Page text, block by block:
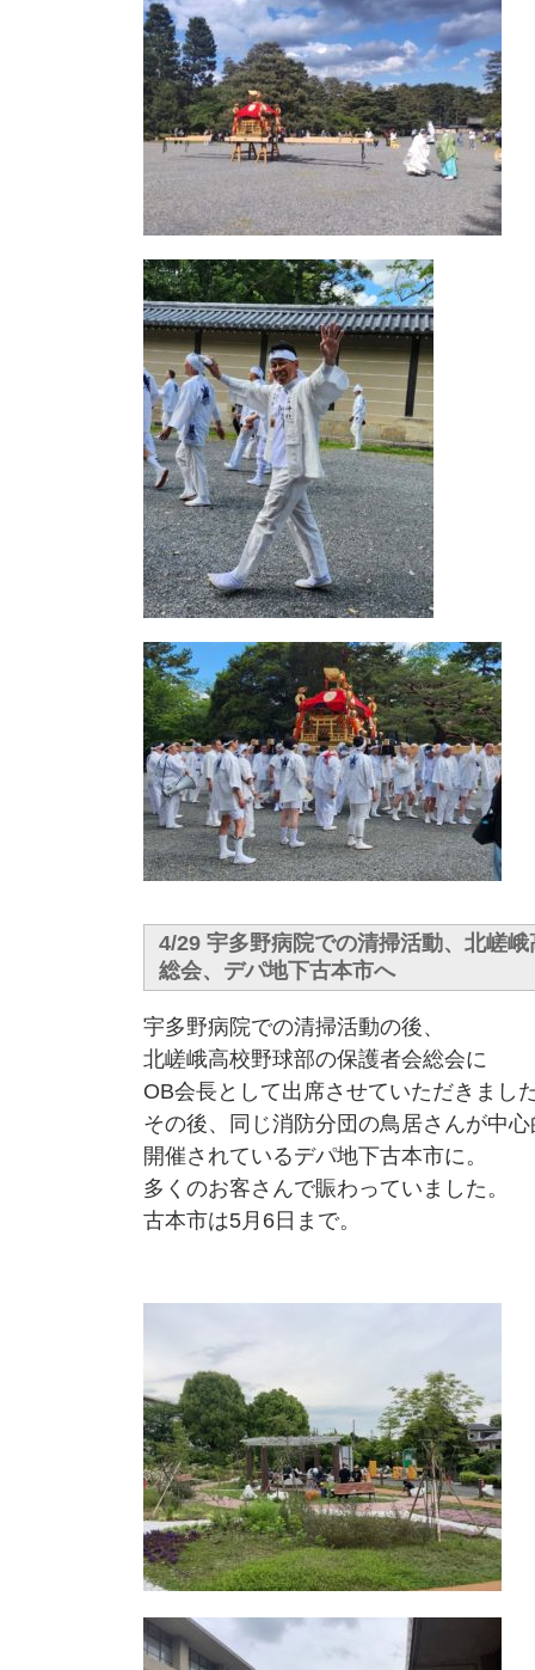
4/29 宇多野病院での清掃活動、北嵯
総会、デパ地下古本市へ
宇多野病院での清掃活動の後、
北嵯峨高校野球部の保護者会総会に
OB会長として出席させていただきまし
その後、同じ消防分団の鳥居さんが中心
開催されているデパ地下古本市に。
多くのお客さんで賑わっていました。
古本市は5月6日まで。